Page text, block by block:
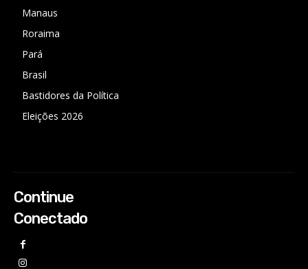
Manaus
Roraima
Pará
Brasil
Bastidores da Política
Eleições 2026
Continue
Conectado